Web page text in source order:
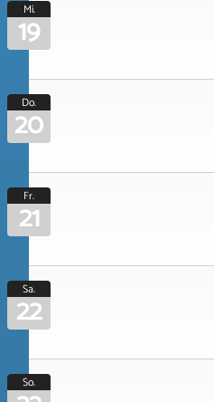
Mi.
19
Do.
20
Fr.
21
Sa.
22
So.